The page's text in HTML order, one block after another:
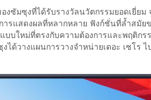
งซัมซุงที่ได้รับรางวัลนวัตกรรมยอดเยี่ย
รแสดงผลที่หลากหลาย ฟังก์ชั่นที่ล้ำสมัย
บใหม่ที่ตรงกับความต้องการและพฤติกร
ได้วางแผนการวางจำหน่ายเดอะ เซโร